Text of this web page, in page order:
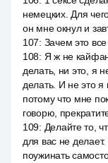
немецких. Для
он мне окнул и
107: Зачем это
108: Я ж не
делать, ни это, я
делать. И не это я
потому что мне
говорю,
109: Делайте то,
для вас не
поужинать